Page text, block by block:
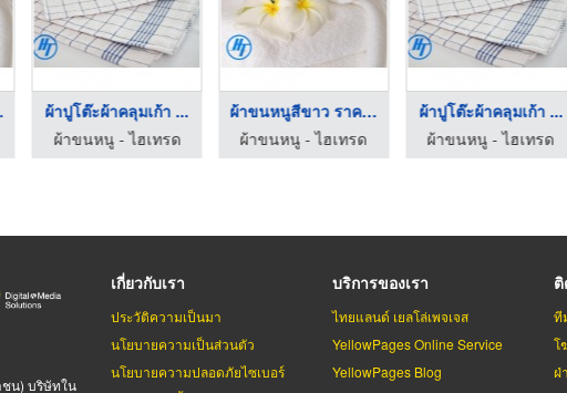
...
ผ้าปูโต๊ะผ้าคลุมเก้า ...
ผ้าขนหนู - ไฮเทรด
ผ้าขนหนูสีขาว ราคาส่ ...
ผ้าขนหนู - ไฮเทรด
ผ้าปูโต๊ะผ้าคลุมเก้า ...
ผ้าขนหนู - ไฮเทรด
ชน) บริษัทใน
เกี่ยวกับเรา
ประวัติความเป็นมา
นโยบายความเป็นส่วนตัว
นโยบายความปลอดภัยไซเบอร์
บริการของเรา
ไทยแลนด์ เยลโล่เพจเจส
YellowPages Online Service
YellowPages Blog
ติ
ที
โ
ฝ่